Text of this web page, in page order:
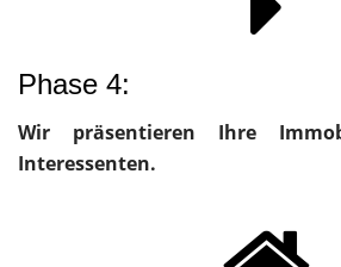
Phase 4:
Wir präsentieren Ihre
Interessenten.